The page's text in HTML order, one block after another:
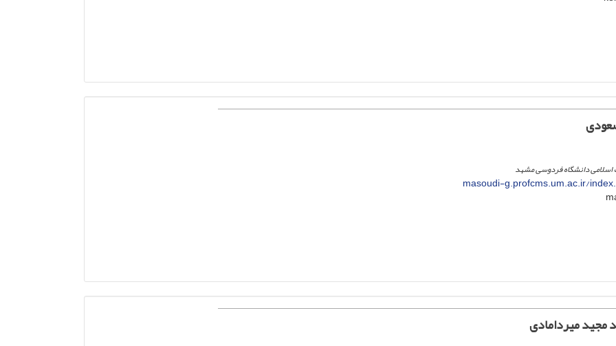
دانشگاه فردوسی مشهد
masoudi-g.profcms.um.ac.ir/
مجید میردامادی